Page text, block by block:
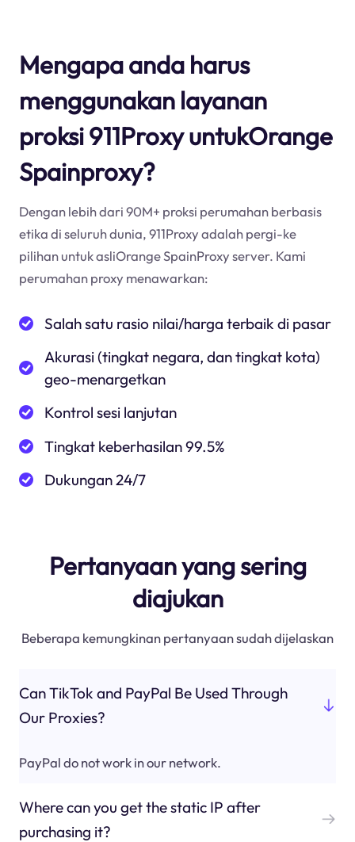
Mengapa anda harus
menggunakan layanan
proksi 911Proxy untukOrange
Spainproxy?
Dengan lebih dari 90M+ proksi perumahan berbasis
etika di seluruh dunia, 911Proxy adalah pergi-ke
pilihan untuk asliOrange SpainProxy server. Kami
perumahan proxy menawarkan:
Salah satu rasio nilai/harga terbaik di pasar
Akurasi (tingkat negara, dan tingkat kota)
geo-menargetkan
Kontrol sesi lanjutan
Tingkat keberhasilan 99.5%
Dukungan 24/7
Pertanyaan yang sering
diajukan
Beberapa kemungkinan pertanyaan sudah dijelaskan
Can TikTok and PayPal Be Used Through
Our Proxies?
PayPal do not work in our network.
Where can you get the static IP after
purchasing it?